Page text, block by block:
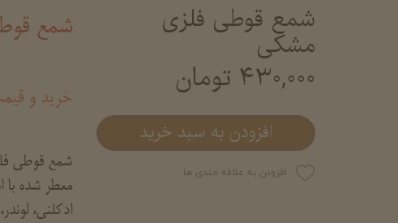
شمع قوطی فلزی
مشکی
۴۳۰,۰۰۰ تومان
افزودن به سبد خرید
افزودن به علاقه مندی ها
شمع
خرید و
شمع قوطی
معطر شده
ادکلنی،